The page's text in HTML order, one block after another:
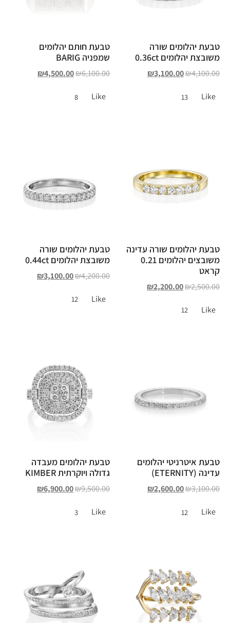
טבעת יהלומים שורה
משובצת יהלומים 0.36ct
₪4,100.00
₪3,100.00
Like
13
טבעת חותם יהלומים
שמפניה BARIG
₪6,100.00
₪4,500.00
Like
8
טבעת יהלומים שורה עדינה
משובצים יהלומים 0.21
קראט
₪2,500.00
₪2,200.00
Like
12
טבעת יהלומים שורה
משובצת יהלומים 0.44ct
₪4,200.00
₪3,100.00
Like
12
טבעת איטרניטי יהלומים
עדינה (ETERNITY)
₪3,100.00
₪2,600.00
Like
12
טבעת יהלומים מעבדה
גדולה ויוקרתית KIMBER
₪9,500.00
₪6,900.00
Like
3